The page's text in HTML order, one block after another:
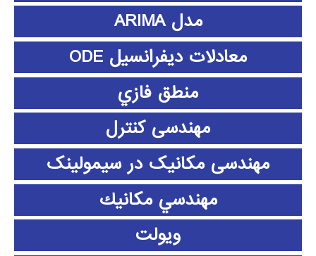
مدل ARIMA
معادلات دیفرانسیل ODE
منطق فازي
مهندسی کنترل
مهندسی مکانیک در سیمولینک
مهندسي مكانيك
ویولت